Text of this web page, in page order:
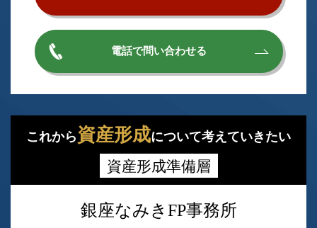
電話で問い合わせる
これから資産形成について考えていきたい
資産形成準備層
銀座なみきFP事務所